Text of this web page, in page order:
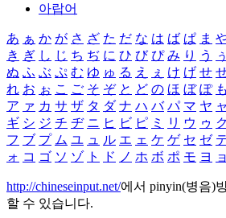
아랍어
あ ぁ か が さ ざ た だ な は ば ぱ ま
き ぎ し じ ち ぢ に ひ び ぴ み り う ぅ
ぬ ふ ぶ ぷ む ゆ ゅ る え ぇ け げ せ
れ お ぉ こ ご そ ぞ と ど の ほ ぼ ぽ も
ア ァ カ サ ザ タ ダ ナ ハ バ パ マ ヤ ャ
ギ シ ジ チ ヂ ニ ヒ ビ ピ ミ リ ウ ゥ ク
フ ブ プ ム ユ ュ ル エ ェ ケ ゲ セ ゼ
ォ コ ゴ ソ ゾ ト ド ノ ホ ボ ポ モ ヨ ョ
http://chineseinput.net/에서 pinyin(병음)
할 수 있습니다.